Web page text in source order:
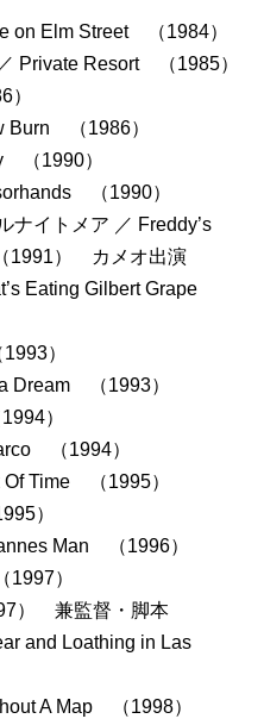
on Elm Street （1984）
Private Resort （1985）
Burn （1986）
（1990）
（1990）
ナイトメア ／ Freddy’s
1991） カメオ出演
Eating Gilbert Grape
）
Dream （1993）
）
（1994）
Time （1995）
）
Man （1996）
）
） 兼監督・脚本
and Loathing in Las
A Map （1998）